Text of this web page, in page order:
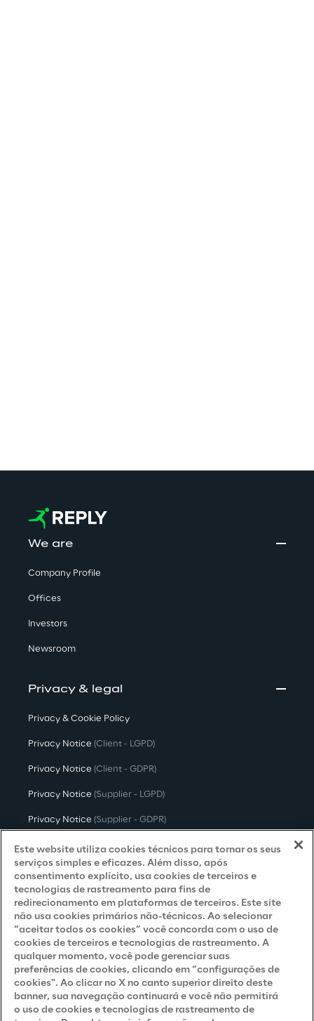
We are
Company Profile
Offices
Investors
Newsroom
Privacy & legal
Privacy & Cookie Policy
Privacy Notice (Client - LGPD)
Privacy Notice (Client - GDPR)
Privacy Notice (Supplier - LGPD)
Privacy Notice (Supplier - GDPR)
Privacy Notice (Candidate - LGPD)
Privacy Notice (Candidate - GDPR)
Privacy Notice
Accessibility Statement
Careers
Contacts
Este website utiliza cookies técnicos para tornar os seus
serviços simples e eficazes. Além disso, após
consentimento explícito, usa cookies de terceiros e
tecnologias de rastreamento para fins de
redirecionamento em plataformas de terceiros. Este site
não usa cookies primários não-técnicos. Ao selecionar
“aceitar todos os cookies” você concorda com o uso de
cookies de terceiros e tecnologias de rastreamento. A
qualquer momento, você pode gerenciar suas
preferências de cookies, clicando em “configurações de
cookies". Ao clicar no X no canto superior direito deste
banner, sua navegação continuará e você não permitirá
o uso de cookies e tecnologias de rastreamento de